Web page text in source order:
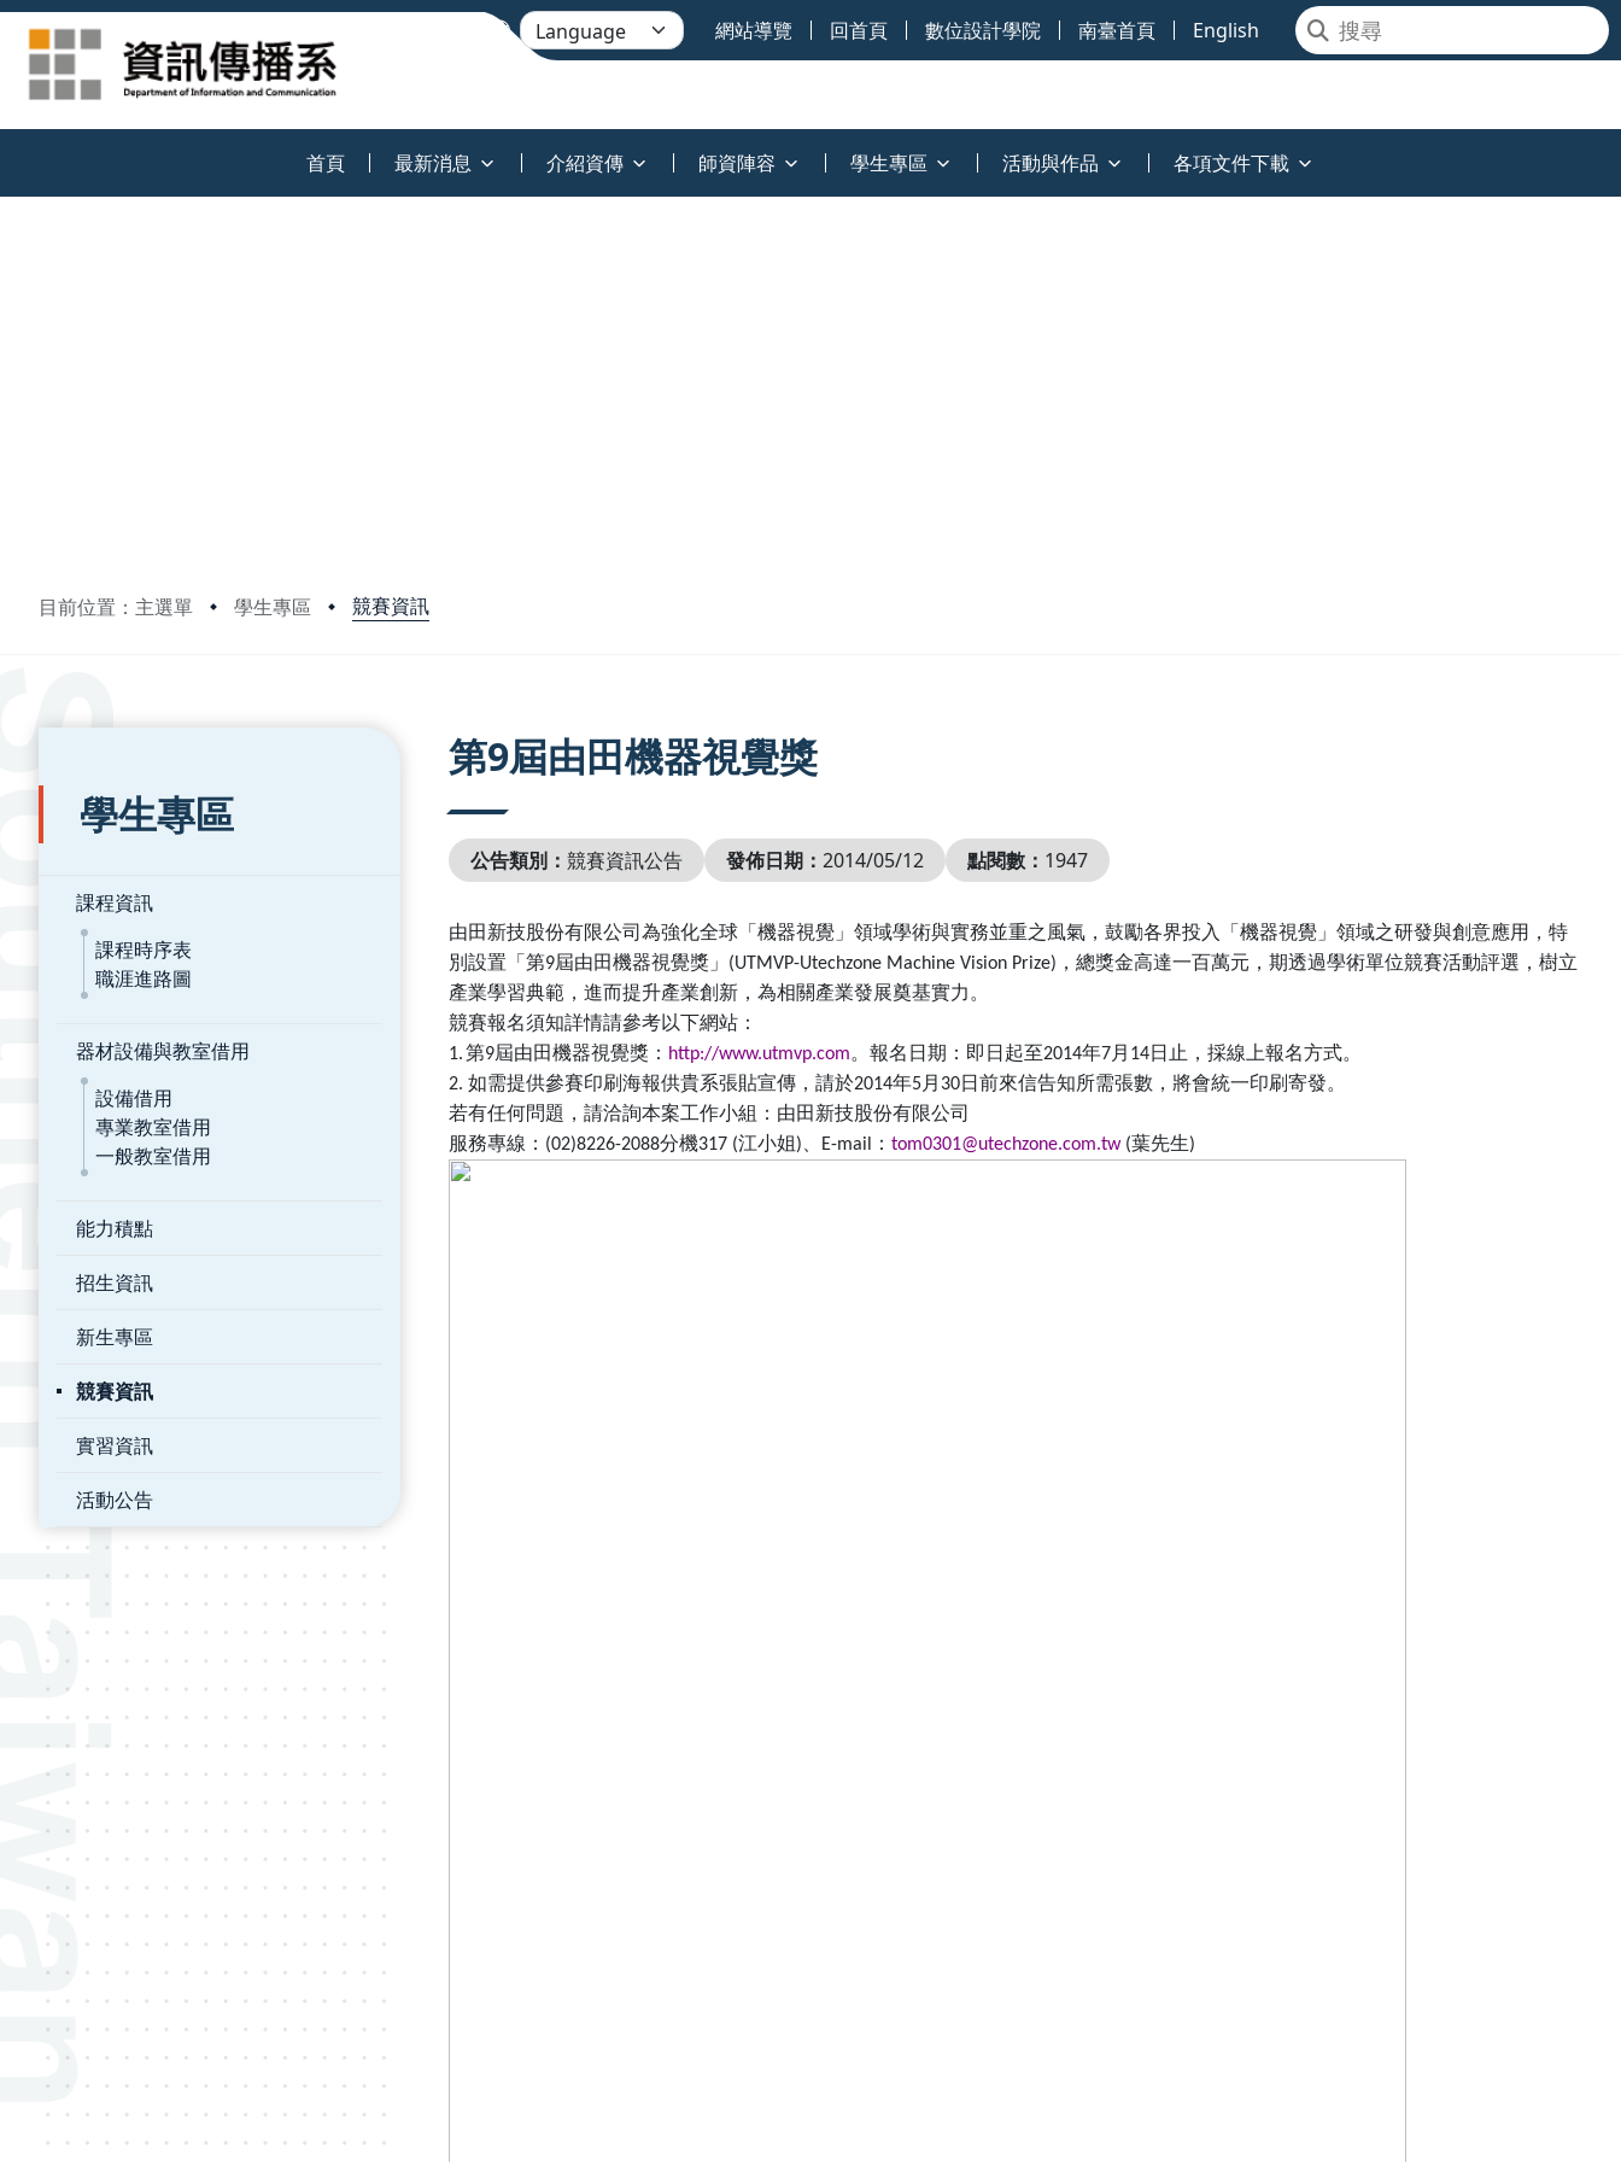
網站導覽 回首頁 數位設計學院 南臺首頁 English
首頁 最新消息 介紹資傳 師資陣容 學生專區 活動與作品 各項文件下載
目前位置：主選單 學生專區 競賽資訊
:::
學生專區
課程資訊
課程時序表
職涯進路圖
器材設備與教室借用
設備借用
專業教室借用
一般教室借用
能力積點
招生資訊
新生專區
競賽資訊
實習資訊
活動公告
第9屆由田機器視覺獎
公告類別： 競賽資訊公告 發佈日期： 2014/05/12 點閱數： 1947
由田新技股份有限公司為強化全球「機器視覺」領域學術與實務並重之風氣，鼓勵各界投入「機器視覺」領域之研發與創意應用，特
別設置「第9屆由田機器視覺獎」 (UTMVP-Utechzone Machine Vision Prize) ，總獎金高達一百萬元，期透過學術單位競賽活動評選，樹立
產業學習典範，進而提升產業創新，為相關產業發展奠基實力。
競賽報名須知詳情請參考以下網站：
1.第9屆由田機器視覺獎： http://www.utmvp.com。報名日期：即日起至2014年7月 14日止，採線上報名方式。
2. 如需提供參賽印刷海報供貴系張貼宣傳，請於2014年5月 30日前來信告知所需張數，將會統一印刷寄發。
若有任何問題，請洽詢本案工作小組：由田新技股份有限公司
服務專線： (02)8226-2088分機317 (江小姐) E-mail ： tom0301@utechzone.com.tw(葉先生)